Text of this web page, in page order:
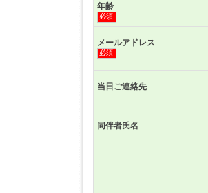
年齢
必須
メールアドレス
必須
当日ご連絡先
同伴者氏名